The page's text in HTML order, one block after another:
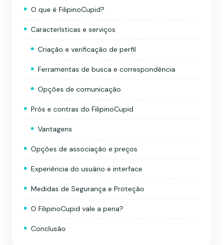
O que é FilipinoCupid?
Características e serviços
Criação e verificação de perfil
Ferramentas de busca e correspondência
Opções de comunicação
Prós e contras do FilipinoCupid
Vantagens
Opções de associação e preços
Experiência do usuário e interface
Medidas de Segurança e Proteção
O FilipinoCupid vale a pena?
Conclusão